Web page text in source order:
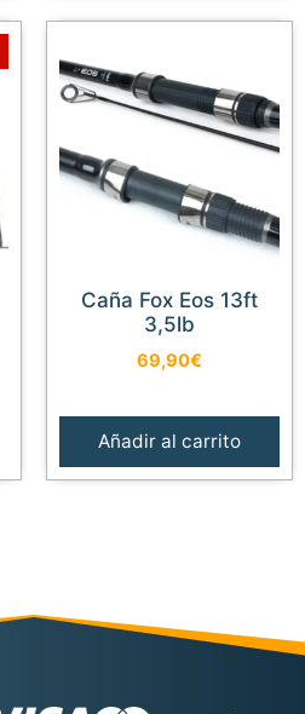
Caña Fox Eos 13ft
3,5lb
69,90€
Añadir al carrito